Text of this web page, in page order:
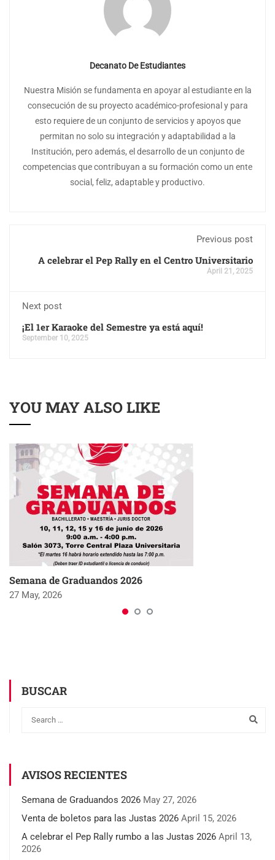
Decanato De Estudiantes
Nuestra Misión se fundamenta en apoyar al estudiante en la
consecución de su proyecto académico-profesional y para
esto requiere de un conjunto de servicios y apoyos que
permitan no solo su integración y adaptabilidad a la
Institución, pero además, el desarrollo de un conjunto de
competencias que contribuyan a su formación como un ente
social, feliz, adaptable y productivo.
Previous post
A celebrar el Pep Rally en el Centro Universitario
April 21, 2025
Next post
¡El 1er Karaoke del Semestre ya está aquí!
September 10, 2025
YOU MAY ALSO LIKE
Semana de Graduandos 2026
27 May, 2026
BUSCAR
AVISOS RECIENTES
Semana de Graduandos 2026 May 27, 2026
Venta de boletos para las Justas 2026 April 15, 2026
A celebrar el Pep Rally rumbo a las Justas 2026 April 13,
2026